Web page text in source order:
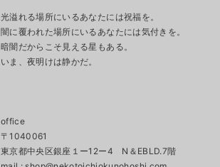
光溢れる場所にいるあなたには祝福を。
闇に覆われた場所にいるあなたには気付きを。
暗闇だからこそ見える星もある。
いま、夜明けは静かだ。
office
〒1040061
東京都中央区銀座１ー12ー4 N＆EBLD.7階